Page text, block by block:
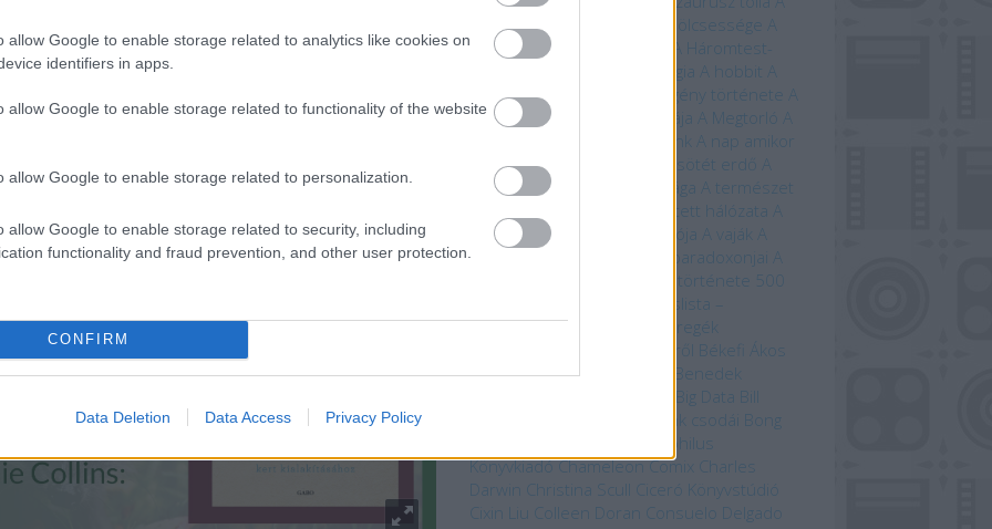
allow Google to enable storage related to analytics like cookies on
identifiers in apps.
allow Google to enable storage related to functionality of the website
allow Google to enable storage related to personalization.
allow Google to enable storage related to security, including
functionality and fraud prevention, and other user protection.
CONFIRM
Data Deletion Data Access Privacy Policy
végre a jó idő. A kiskertünkben az aranyfa messziről
széncinegék civakodnak majd, a tarka virágokat
méhek fogják látogatni. Egészen mesébe
csalogathat egy ilyen kedves kis társaságot az
hozzá?
fák titkos élete
A farkasok bölcsessége
A
földi idegenek
A Háromtest-
A háromtest-trilógia A hobbit A
Hobbit művészete
A képregény története
A
kívülálló
A Krampusz éjszakája A Megtorló
A
A mi bolygónk A nap amikor
megtörténik
A sötét erdő
A
szilmarilok
A temetők élővilága A természet
A természet rejtett hálózata A
tó úrnője
A Tűzhegy varázslója A vaják A
végzet kardja
A versengés paradoxonjai A
A világ története 500
Bakancslista –
Magyarország
Befejezetlen regék
Békefi Ákos
Békefi Tamás Benczik Vera
Benedek
Big Data Bill
Bolygónk csodái Bong
Cartaphilus
Könyvkiadó Chameleon Comix
Charles
Darwin
Christina Scull
Ciceró Könyvstúdió
Cixin Liu
Colleen Doran
Consuelo Delgado